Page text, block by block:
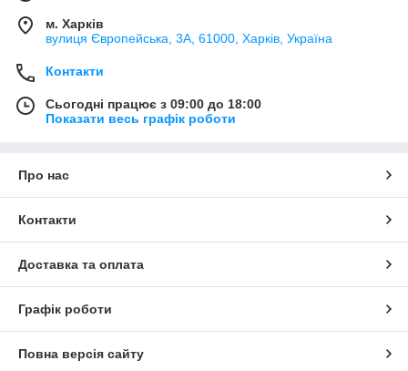
м. Харків
вулиця Європейська, 3А, 61000, Харків, Україна
Контакти
Сьогодні працює з 09:00 до 18:00
Показати весь графік роботи
Про нас
Контакти
Доставка та оплата
Графік роботи
Повна версія сайту